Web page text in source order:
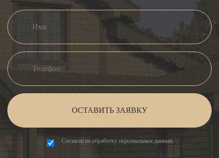
ОСТАВИТЬ ЗАЯВКУ
Согласен на обработку персональных данных